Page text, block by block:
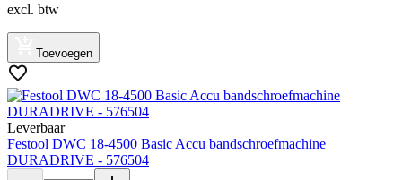
excl. btw
Toevoegen
Leverbaar
Festool DWC 18-4500 Basic Accu bandschroefmachine
DURADRIVE - 576504